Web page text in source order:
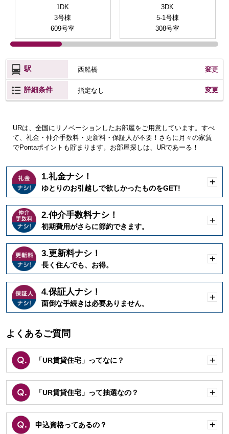
1DK
3号棟
609号室
3DK
5-1号棟
308号室
駅 西船橋 変更
詳細条件 指定なし 変更
URは、全国にリノベーションしたお部屋をご用意しています。すべ
て、礼金・仲介手数料・更新料・保証人が不要！さらに月々の家賃
でPontaポイントも貯まります。お部屋探しは、URであーる！
1.礼金ナシ！
ゆとりのお引越しで欲しかったものをGET!
く
2.仲介手数料ナシ！
初期費用がさらに節約できます。
く
3.更新料ナシ！
長く住んでも、お得。
く
4.保証人ナシ！
面倒な手続きは必要ありません。
く
よくあるご質問
「UR賃貸住宅」ってなに？
く
「UR賃貸住宅」って抽選なの？
く
申込資格ってあるの？